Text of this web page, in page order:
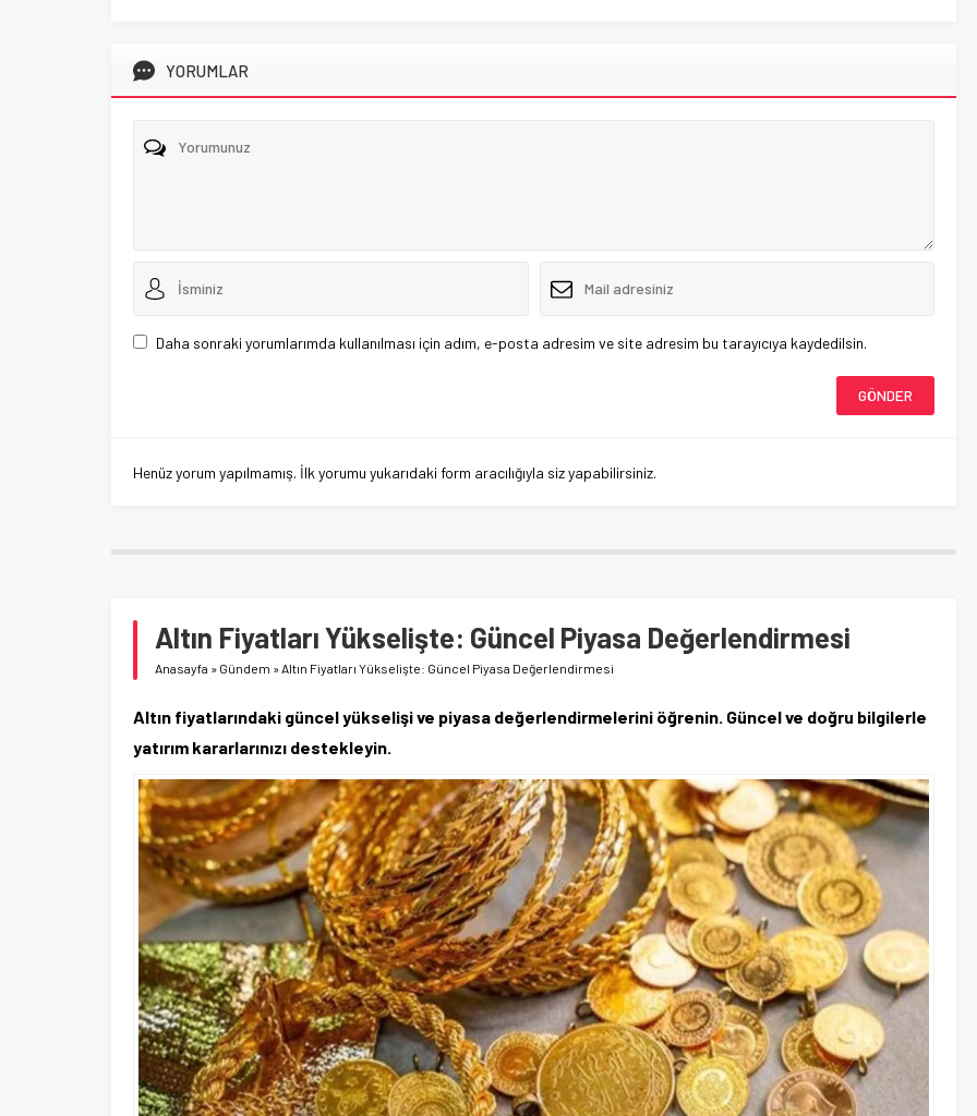
YORUMLAR
Daha sonraki yorumlarımda kullanılması için adım, e-posta adresim ve site adresim bu tarayıcıya kaydedilsin.
Henüz yorum yapılmamış. İlk yorumu yukarıdaki form aracılığıyla siz yapabilirsiniz.
Altın Fiyatları Yükselişte: Güncel Piyasa Değerlendirmesi
Anasayfa » Gündem » Altın Fiyatları Yükselişte: Güncel Piyasa Değerlendirmesi
Altın fiyatlarındaki güncel yükselişi ve piyasa değerlendirmelerini öğrenin. Güncel ve doğru bilgilerle
yatırım kararlarınızı destekleyin.